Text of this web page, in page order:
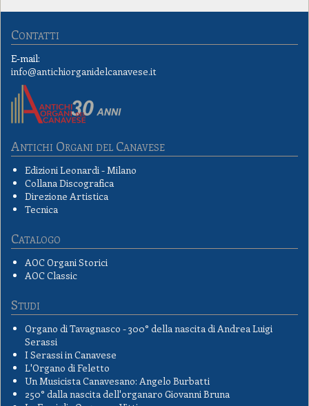
Contatti
E-mail:
info@antichiorganidelcanavese.it
Antichi Organi del Canavese
Edizioni Leonardi - Milano
Collana Discografica
Direzione Artistica
Tecnica
Catalogo
AOC Organi Storici
AOC Classic
Studi
Organo di Tavagnasco - 300° della nascita di Andrea Luigi
Serassi
I Serassi in Canavese
L'Organo di Feletto
Un Musicista Canavesano: Angelo Burbatti
250° dalla nascita dell'organaro Giovanni Bruna